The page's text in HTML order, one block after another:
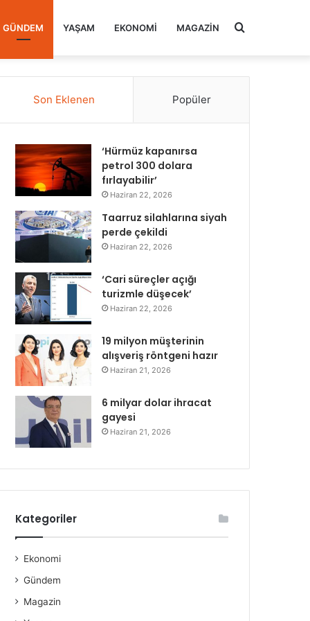
GÜNDEM YAŞAM EKONOMI MAGAZIN Arama
Son Eklenen Popüler
‘Hürmüz kapanırsa
petrol 300 dolara
fırlayabilir’
Haziran 22, 2026
Taarruz silahlarına siyah
perde çekildi
Haziran 22, 2026
‘Cari süreçler açığı
turizmle düşecek’
Haziran 22, 2026
19 milyon müşterinin
alışveriş röntgeni hazır
Haziran 21, 2026
6 milyar dolar ihracat
gayesi
Haziran 21, 2026
Kategoriler
Ekonomi
Gündem
Magazin